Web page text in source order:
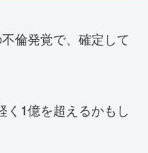
倫発覚で、確定して
く1億を超えるかもし